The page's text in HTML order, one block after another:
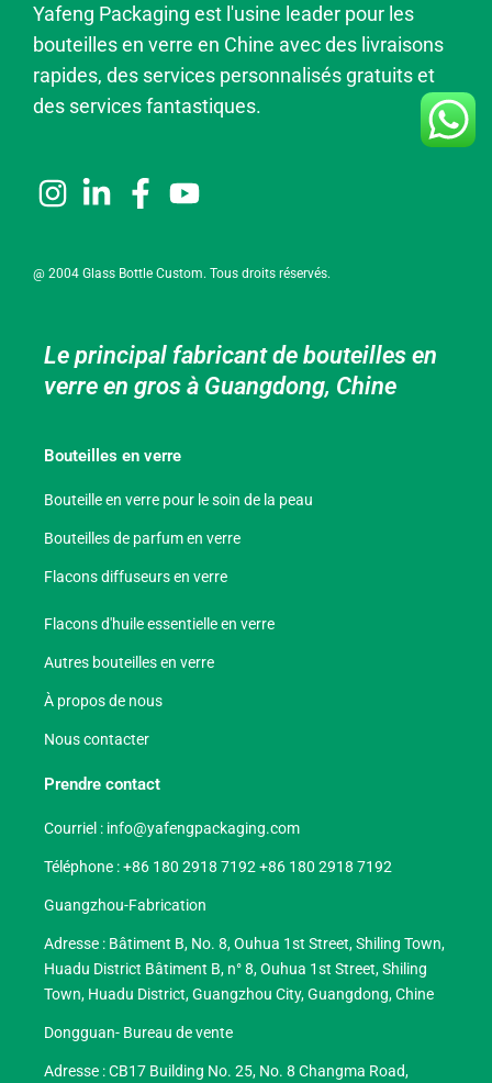
Yafeng Packaging est l'usine leader pour les
bouteilles en verre en Chine avec des livraisons
rapides, des services personnalisés gratuits et
des services fantastiques.
@ 2004 Glass Bottle Custom. Tous droits réservés.
Le principal fabricant de bouteilles en
verre en gros à Guangdong, Chine
Bouteilles en verre
Bouteille en verre pour le soin de la peau
Bouteilles de parfum en verre
Flacons diffuseurs en verre
Flacons d'huile essentielle en verre
Autres bouteilles en verre
À propos de nous
Nous contacter
Prendre contact
Courriel : info@yafengpackaging.com
Téléphone : +86 180 2918 7192 +86 180 2918 7192
Guangzhou-Fabrication
Adresse : Bâtiment B, No. 8, Ouhua 1st Street, Shiling Town,
Huadu District Bâtiment B, n° 8, Ouhua 1st Street, Shiling
Town, Huadu District, Guangzhou City, Guangdong, Chine
Dongguan- Bureau de vente
Adresse : CB17 Building No. 25, No. 8 Changma Road,